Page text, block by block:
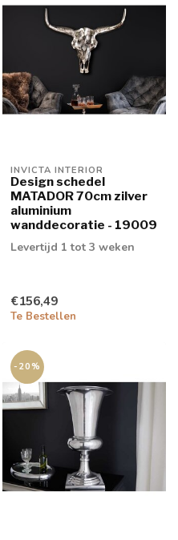
INVICTA INTERIOR
Design schedel
MATADOR 70cm zilver
aluminium
wanddecoratie - 19009
Levertijd 1 tot 3 weken
€156,49
Te Bestellen
-20%